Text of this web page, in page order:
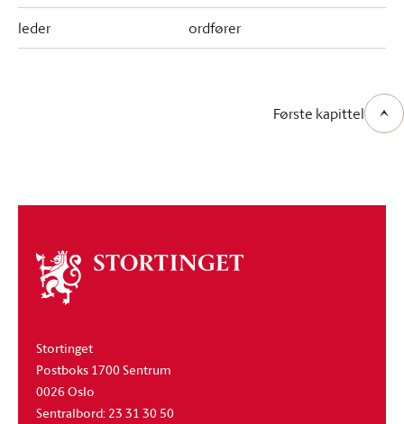
leder ordfører
Første kapittel
Om
stortinget
Stortinget
Postboks 1700 Sentrum
0026 Oslo
Sentralbord: 23 31 30 50